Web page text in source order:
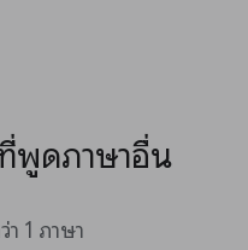
พูดภาษาอื่น
1 ภาษา